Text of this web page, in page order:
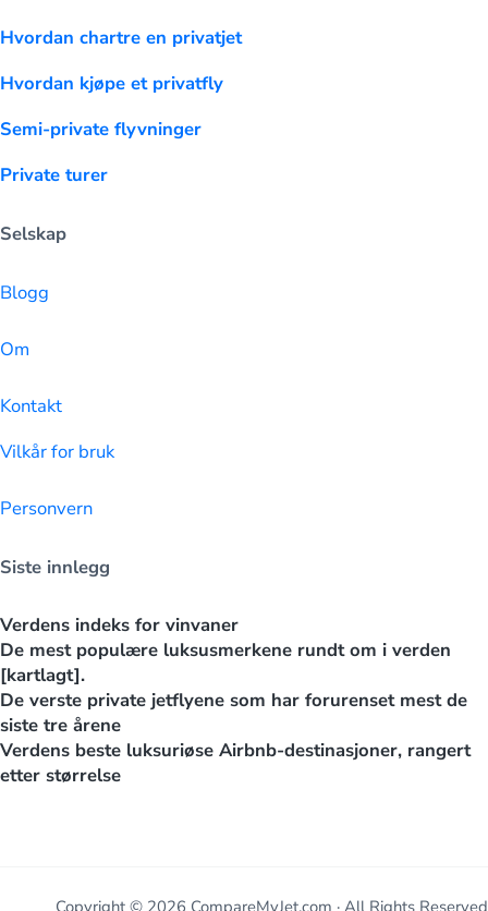
Hvordan chartre en privatjet
Hvordan kjøpe et privatfly
Semi-private flyvninger
Private turer
Selskap
Blogg
Om
Kontakt
Vilkår for bruk
Personvern
Siste innlegg
Verdens indeks for vinvaner
De mest populære luksusmerkene rundt om i verden
[kartlagt].
De verste private jetflyene som har forurenset mest de
siste tre årene
Verdens beste luksuriøse Airbnb-destinasjoner, rangert
etter størrelse